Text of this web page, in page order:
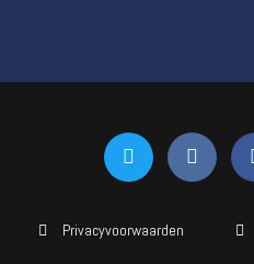
Privacyvoorwaarden